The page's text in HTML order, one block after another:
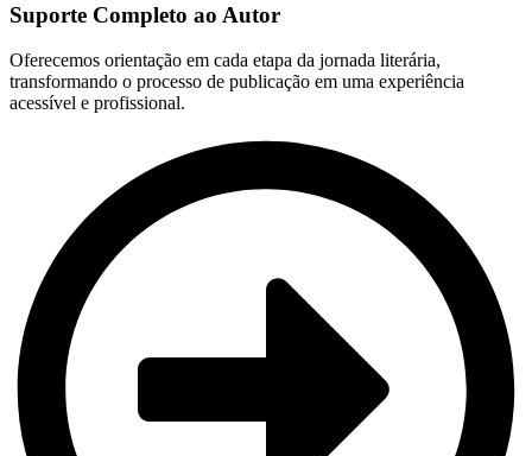
Suporte Completo ao Autor
Oferecemos orientação em cada etapa da jornada literária,
transformando o processo de publicação em uma experiência
acessível e profissional.